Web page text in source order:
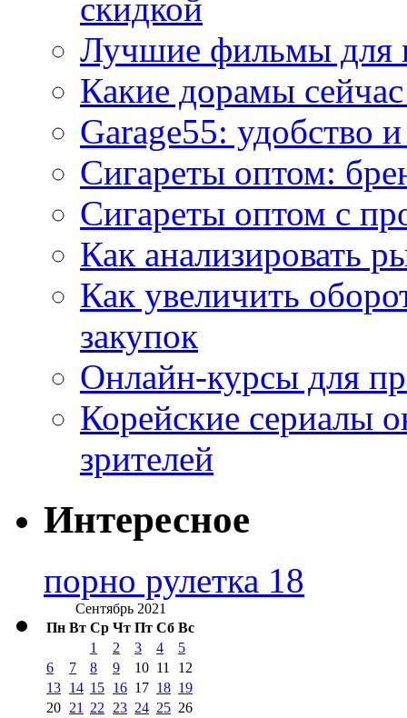
скидкой
Лучшие фильмы для
Какие дорамы
Garage55: удобство
Сигареты оптом:
Сигареты оптом с
Как анализировать
Как увеличить
закупок
Онлайн-курсы для
Корейские сериалы
зрителей
Интересное
порно рулетка 18
Сентябрь 2021
Пн Вт Ср Чт Пт Сб Вс
1 2 3 4
5
6
7 8 9 10 11
12
13 14 15 16 17 18 19
20 21 22 23 24 25 26